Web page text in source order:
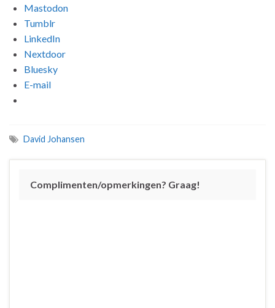
Mastodon
Tumblr
LinkedIn
Nextdoor
Bluesky
E-mail
David Johansen
Complimenten/opmerkingen? Graag!